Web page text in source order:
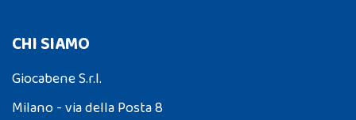
CHI SIAMO
Giocabene S.r.l.
Milano - via della Posta 8